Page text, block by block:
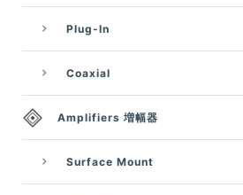
Plug-In
Coaxial
Amplifiers 増幅器
Surface Mount